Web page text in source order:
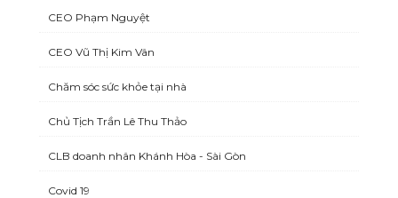
CEO Phạm Nguyệt
CEO Vũ Thị Kim Vân
Chăm sóc sức khỏe tại nhà
Chủ Tịch Trần Lê Thu Thảo
CLB doanh nhân Khánh Hòa - Sài Gòn
Covid 19